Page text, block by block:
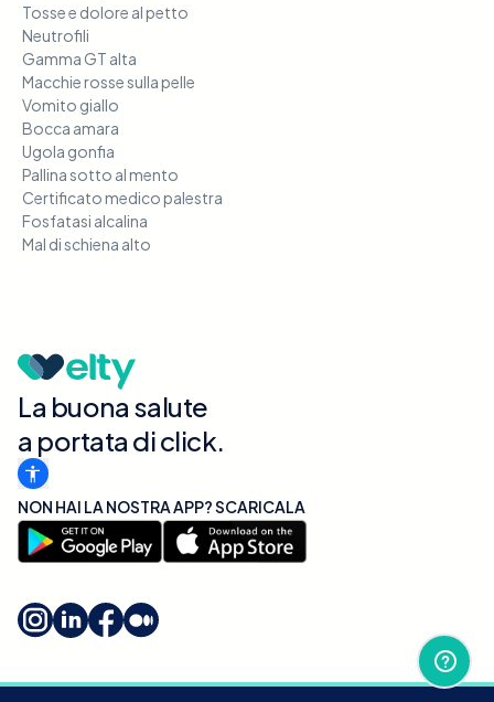
Tosse e dolore al petto
Neutrofili
Gamma GT alta
Macchie rosse sulla pelle
Vomito giallo
Bocca amara
Ugola gonfia
Pallina sotto al mento
Certificato medico palestra
Fosfatasi alcalina
Mal di schiena alto
La buona salute
a portata di click.
NON HAI LA NOSTRA APP? SCARICALA